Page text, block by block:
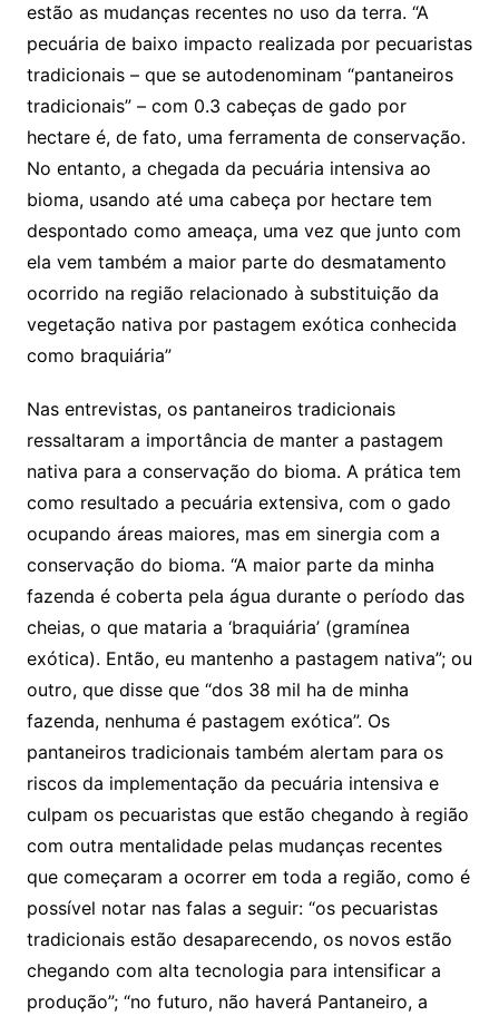
estão as mudanças recentes no uso da terra. “A
pecuária de baixo impacto realizada por pecuaristas
tradicionais – que se autodenominam “pantaneiros
tradicionais” – com 0.3 cabeças de gado por
hectare é, de fato, uma ferramenta de conservação.
No entanto, a chegada da pecuária intensiva ao
bioma, usando até uma cabeça por hectare tem
despontado como ameaça, uma vez que junto com
ela vem também a maior parte do desmatamento
ocorrido na região relacionado à substituição da
vegetação nativa por pastagem exótica conhecida
como braquiária”
Nas entrevistas, os pantaneiros tradicionais
ressaltaram a importância de manter a pastagem
nativa para a conservação do bioma. A prática tem
como resultado a pecuária extensiva, com o gado
ocupando áreas maiores, mas em sinergia com a
conservação do bioma. “A maior parte da minha
fazenda é coberta pela água durante o período das
cheias, o que mataria a ‘braquiária’ (gramínea
exótica). Então, eu mantenho a pastagem nativa”; ou
outro, que disse que “dos 38 mil ha de minha
fazenda, nenhuma é pastagem exótica”. Os
pantaneiros tradicionais também alertam para os
riscos da implementação da pecuária intensiva e
culpam os pecuaristas que estão chegando à região
com outra mentalidade pelas mudanças recentes
que começaram a ocorrer em toda a região, como é
possível notar nas falas a seguir: “os pecuaristas
tradicionais estão desaparecendo, os novos estão
chegando com alta tecnologia para intensificar a
produção”; “no futuro, não haverá Pantaneiro, a